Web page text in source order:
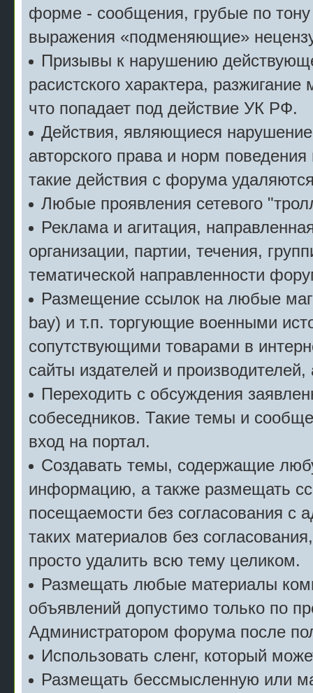
форме - сообщения, грубые по
выражения «подменяющие»
Призывы к нарушению
расистского характера,
что попадает под действие УК РФ.
Действия, являющиеся
авторского права и норм
такие действия с форума
Любые проявления сетевого
Реклама и агитация,
организации, партии, течения,
тематической направленности
Размещение ссылок на любые
bay) и т.п. торгующие военными
сопутствующими товарами в
сайты издателей и
Переходить с обсуждения
собеседников. Такие темы и
вход на портал.
Создавать темы, содержащие
информацию, а также размещать
посещаемости без согласования с
таких материалов без
просто удалить всю тему целиком.
Размещать любые материалы
объявлений допустимо только по
Администратором форума после
Использовать сленг, который
Размещать бессмысленную или